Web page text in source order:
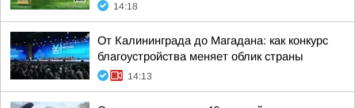
14:18
От Калининграда до Магадана: как конкурс
благоустройства меняет облик страны
14:13